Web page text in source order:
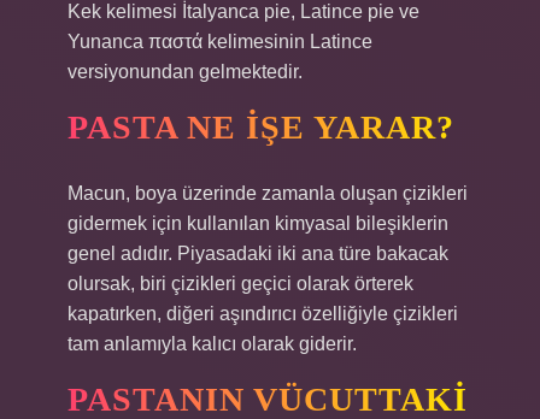
Kek kelimesi İtalyanca pie, Latince pie ve
Yunanca παστά kelimesinin Latince
versiyonundan gelmektedir.
PASTA NE IŞE YARAR?
Macun, boya üzerinde zamanla oluşan çizikleri
gidermek için kullanılan kimyasal bileşiklerin
genel adıdır. Piyasadaki iki ana türe bakacak
olursak, biri çizikleri geçici olarak örterek
kapatırken, diğeri aşındırıcı özelliğiyle çizikleri
tam anlamıyla kalıcı olarak giderir.
PASTANIN VÜCUTTAKI